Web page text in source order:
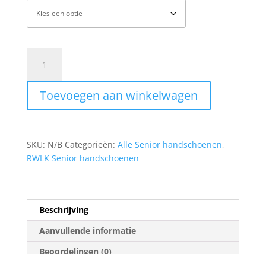
TOUCH
BLUE
WHITE
Toevoegen aan winkelwagen
SKU: N/B Categorieën: Alle Senior handschoenen,
RWLK Senior handschoenen
Beschrijving
Aanvullende informatie
Beoordelingen (0)